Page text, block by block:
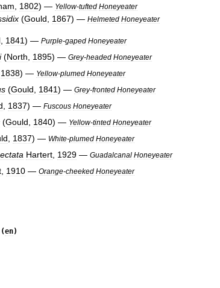
1802) — Yellow-tufted Honeyeater
(Gould 1867) — Helmeted Honeyeater
1841) — Purple-gaped Honeyeater
(North 1895) — Grey-headed Honeyeater
1838) — Yellow-plumed Honeyeater
(Gould 1841) — Grey-fronted Honeyeater
1837) — Fuscous Honeyeater
(Gould 1840) — Yellow-tinted Honeyeater
1837) — White-plumed Honeyeater
Hartert 1929 — Guadalcanal Honeyeater
1910 — Orange-cheeked Honeyeater
(en)